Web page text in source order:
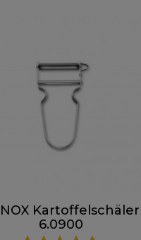
Kartoffelschäler
6.0900